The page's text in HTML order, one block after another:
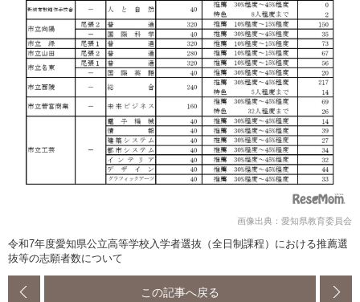
画像出典：愛知県教育委員会
令和7年度愛知県公立高等学校入学者選抜（全日制課程）における推薦選
抜等の志願者数について
この記事へ戻る